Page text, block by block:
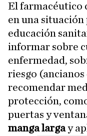
El farmacéutico
en una
educación
informar sobre
enfermedad,
riesgo
recomendar
protección,
puertas y
manga largay